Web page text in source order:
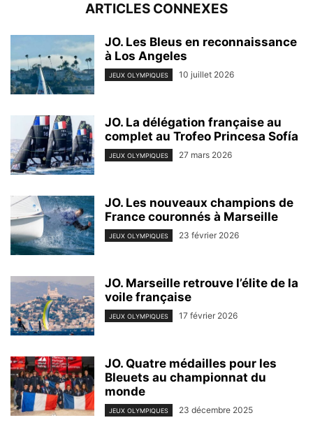
ARTICLES CONNEXES
JO. Les Bleus en reconnaissance
à Los Angeles
JEUX OLYMPIQUES 10 juillet 2026
JO. La délégation française au
complet au Trofeo Princesa Sofía
JEUX OLYMPIQUES 27 mars 2026
JO. Les nouveaux champions de
France couronnés à Marseille
JEUX OLYMPIQUES 23 février 2026
JO. Marseille retrouve l’élite de la
voile française
JEUX OLYMPIQUES 17 février 2026
JO. Quatre médailles pour les
Bleuets au championnat du
monde
JEUX OLYMPIQUES 23 décembre 2025